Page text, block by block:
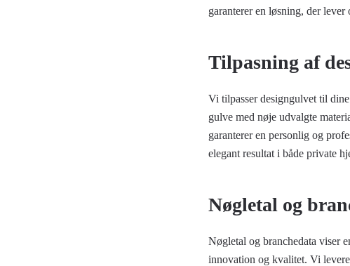
garanterer en løsning, der
Tilpasning af
Vi tilpasser designgulvet til
gulve med nøje udvalgte
garanterer en personlig og
elegant resultat i både private
Nøgletal og
Nøgletal og branchedata viser
innovation og kvalitet. Vi